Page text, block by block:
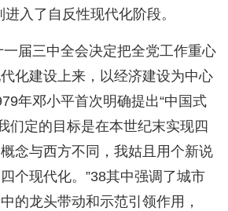
入了自反性现代化阶段。
届三中全会决定把全党工作重心
化建设上来，以经济建设为中心
年邓小平首次明确提出“中国式
们定的目标是在本世纪末实现四
念与西方不同，我姑且用个新说
个现代化。”38其中强调了城市
的龙头带动和示范引领作用，